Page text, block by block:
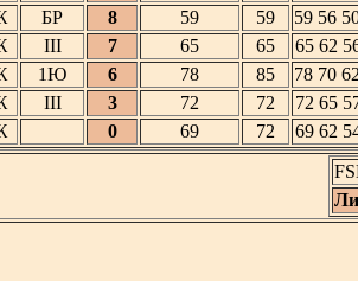
БР 8 59 59 59 56
III 7 65 65 65 62
1Ю 6 78 85 78 70
III 3 72 72 72 65
0 69 72 69 62